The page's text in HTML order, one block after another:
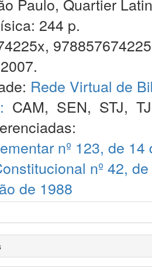
244 p.
Rede Virtual de
CAM, SEN, STJ,
nº 123, de
nº 42,
de 1988